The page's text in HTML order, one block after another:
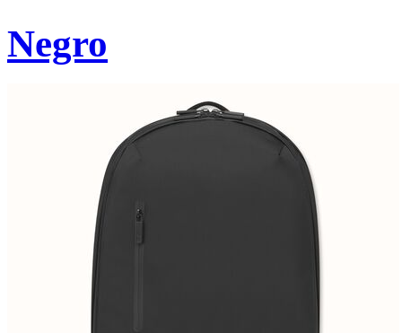
Negro